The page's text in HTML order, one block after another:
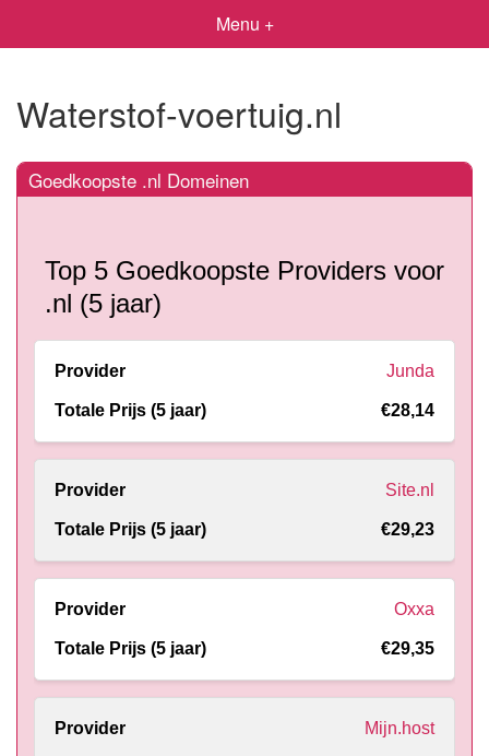
Menu +
Waterstof-voertuig.nl
Goedkoopste .nl Domeinen
Top 5 Goedkoopste Providers voor
.nl (5 jaar)
Junda
€28,14
Site.nl
€29,23
Oxxa
€29,35
Mijn.host